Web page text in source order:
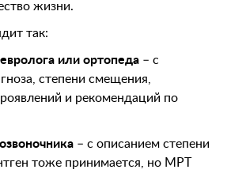
жизни.
так:
или ортопеда – с
степени смещения,
и рекомендаций по
– с описанием степени
тоже принимается, но МРТ